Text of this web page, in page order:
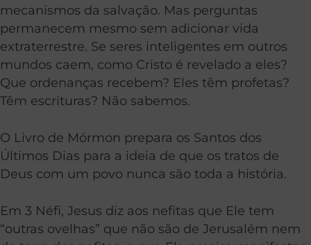
mecanismos da salvação. Mas perguntas
permanecem mesmo sem adicionar vida
extraterrestre. Se seres inteligentes em outros
mundos caem, como Cristo é revelado a eles?
Que ordenanças recebem? Eles têm profetas?
Têm escrituras? Não sabemos.
O Livro de Mórmon prepara os Santos dos
Últimos Dias para a ideia de que os tratos de
Deus com um povo nunca são toda a história.
Em 3 Néfi, Jesus diz aos nefitas que Ele tem
“outras ovelhas” que não são de Jerusalém nem